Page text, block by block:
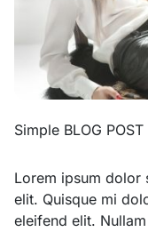
Simple BLOG POST
Lorem ipsum dolor
elit. Quisque mi
eleifend elit.